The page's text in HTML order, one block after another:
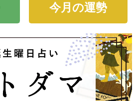
今月の運勢